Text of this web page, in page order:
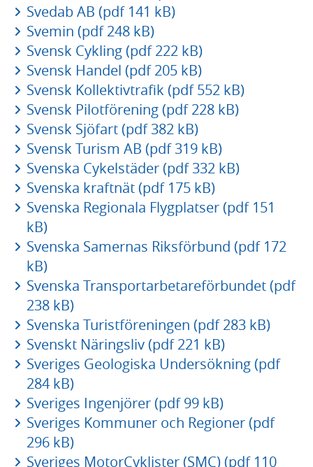
Svedab AB (pdf 141 kB)
Svemin (pdf 248 kB)
Svensk Cykling (pdf 222 kB)
Svensk Handel (pdf 205 kB)
Svensk Kollektivtrafik (pdf 552 kB)
Svensk Pilotförening (pdf 228 kB)
Svensk Sjöfart (pdf 382 kB)
Svensk Turism AB (pdf 319 kB)
Svenska Cykelstäder (pdf 332 kB)
Svenska kraftnät (pdf 175 kB)
Svenska Regionala Flygplatser (pdf 151
kB)
Svenska Samernas Riksförbund (pdf 172
kB)
Svenska Transportarbetareförbundet (pdf
238 kB)
Svenska Turistföreningen (pdf 283 kB)
Svenskt Näringsliv (pdf 221 kB)
Sveriges Geologiska Undersökning (pdf
284 kB)
Sveriges Ingenjörer (pdf 99 kB)
Sveriges Kommuner och Regioner (pdf
296 kB)
Sveriges MotorCyklister (SMC) (pdf 110